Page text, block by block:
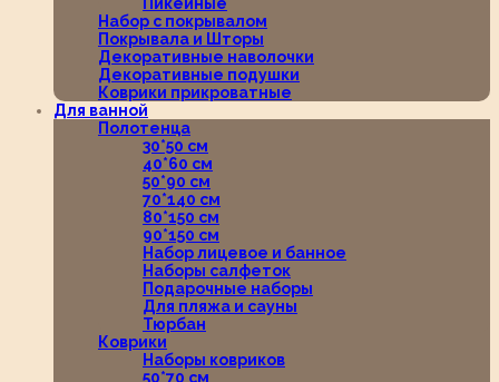
Набор с покрывалом
Покрывала и Шторы
Декоративные наволочки
Декоративные подушки
Коврики прикроватные
Для ванной
Полотенца
30*50 см
40*60 см
50*90 см
70*140 см
80*150 см
90*150 см
Набор лицевое и банное
Наборы салфеток
Подарочные наборы
Для пляжа и сауны
Тюрбан
Коврики
Наборы ковриков
50*70 см